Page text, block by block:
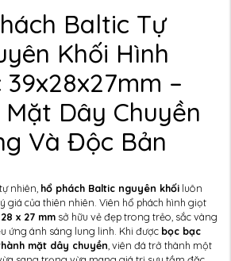
Baltic Tự
Khối Hình
–
Mặt Dây Chuyền
Và Độc Bản
nhiên, hổ phách Baltic nguyên khối luôn
giá của thiên nhiên. Viên hổ phách hình giọt
x 27 mm sở hữu vẻ đẹp trong trẻo, sắc vàng
ứng ánh sáng lung linh. Khi được bọc bạc
mặt dây chuyền, viên đá trở thành một